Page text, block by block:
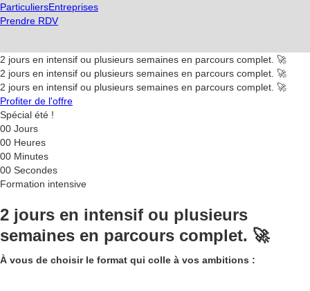
ParticuliersEntreprises
Prendre RDV
2 jours en intensif ou plusieurs semaines en parcours complet. 🚀
2 jours en intensif ou plusieurs semaines en parcours complet. 🚀
2 jours en intensif ou plusieurs semaines en parcours complet. 🚀
Profiter de l'offre
Spécial été !
00 Jours
00 Heures
00 Minutes
00 Secondes
Formation intensive
2 jours en intensif ou plusieurs
semaines en parcours complet. 🚀
À vous de choisir le format qui colle à vos ambitions :